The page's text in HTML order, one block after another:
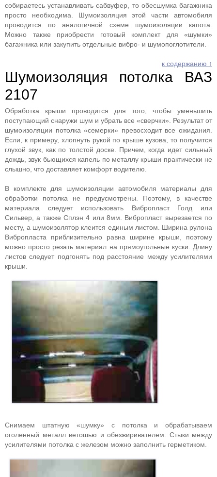
собираетесь устанавливать сабвуфер, то обесшумка багажника
просто необходима. Шумоизоляция этой части автомобиля
проводится по аналогичной схеме шумоизоляции капота.
Можно также приобрести готовый комплект для «шумки»
багажника или закупить отдельные вибро- и шумопоглотители.
к содержанию ↑
Шумоизоляция потолка ВАЗ
2107
Обработка крыши проводится для того, чтобы уменьшить
поступающий снаружи шум и убрать все «сверчки». Результат от
шумоизоляции потолка «семерки» превосходит все ожидания.
Если, к примеру, хлопнуть рукой по крыше кузова, то получится
глухой звук, как по толстой доске. Причем, когда идет сильный
дождь, звук бьющихся капель по металлу крыши практически не
слышно, что доставляет комфорт водителю.
В комплекте для шумоизоляции автомобиля материалы для
обработки потолка не предусмотрены. Поэтому, в качестве
материала следует использовать Вибропласт Голд или
Сильвер, а также Сплэн 4 или 8мм. Вибропласт вырезается по
месту, а шумоизолятор клеится единым листом. Ширина рулона
Вибропласта приблизительно равна ширине крыши, поэтому
можно просто резать материал на прямоугольные куски. Длину
листов следует подгонять под расстояние между усилителями
крыши.
Снимаем штатную «шумку» с потолка и обрабатываем
оголенный металл ветошью и обезжиривателем. Стыки между
усилителями потолка с железом можно заполнить герметиком.